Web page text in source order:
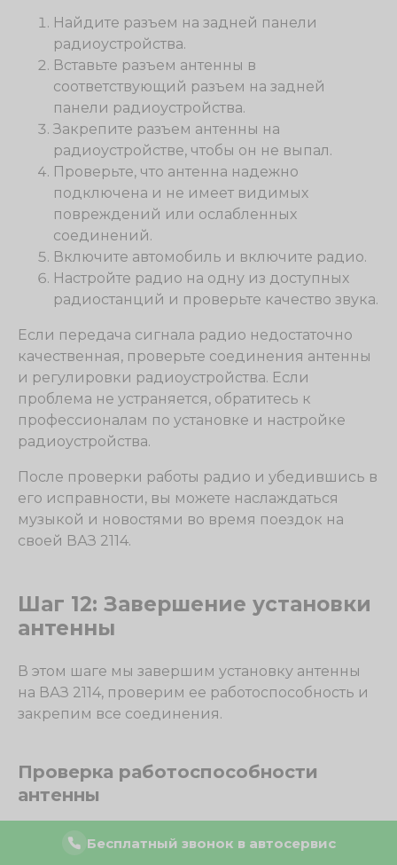
Найдите разъем на задней панели
радиоустройства.
Вставьте разъем антенны в
соответствующий разъем на задней
панели радиоустройства.
Закрепите разъем антенны на
радиоустройстве, чтобы он не выпал.
Проверьте, что антенна надежно
подключена и не имеет видимых
повреждений или ослабленных
соединений.
Включите автомобиль и включите радио.
Настройте радио на одну из доступных
радиостанций и проверьте качество звука.
Если передача сигнала радио недостаточно
качественная, проверьте соединения антенны
и регулировки радиоустройства. Если
проблема не устраняется, обратитесь к
профессионалам по установке и настройке
радиоустройства.
После проверки работы радио и убедившись в
его исправности, вы можете наслаждаться
музыкой и новостями во время поездок на
своей ВАЗ 2114.
Шаг 12: Завершение установки
антенны
В этом шаге мы завершим установку антенны
на ВАЗ 2114, проверим ее работоспособность и
закрепим все соединения.
Проверка работоспособности
антенны
После установки антенны необходимо
убедиться в ее работоспособности. Для этого
Бесплатный звонок в автосервис